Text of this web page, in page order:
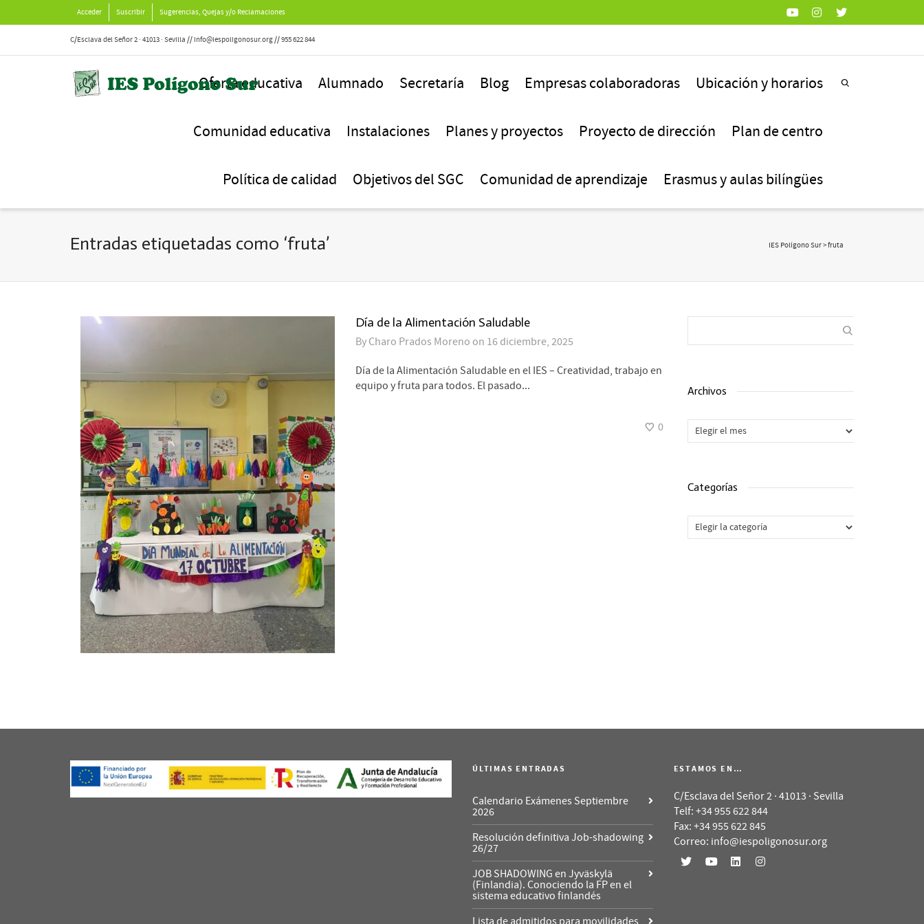
Acceder Suscribir Sugerencias, Quejas y/o Reclamaciones
C/Esclava del Señor 2 · 41013 · Sevilla // info@iespoligonosur.org // 955 622 844
Oferta educativa Alumnado Secretaría Blog Empresas colaboradoras Ubicación y horarios
Comunidad educativa Instalaciones Planes y proyectos Proyecto de dirección Plan de centro
Política de calidad Objetivos del SGC Comunidad de aprendizaje Erasmus y aulas bilíngües
Entradas etiquetadas como ‘fruta’ IES Polígono Sur>fruta
Día de la Alimentación Saludable
By Charo Prados Moreno on 16 diciembre, 2025
Día de la Alimentación Saludable en el IES – Creatividad, trabajo en
equipo y fruta para todos. El pasado...
0
Archivos
Archivos
Categorías
Categorías
ÚLTIMAS ENTRADAS
Calendario Exámenes Septiembre
2026
Resolución definitiva Job-shadowing
26/27
JOB SHADOWING en Jyväskylä
(Finlandia). Conociendo la FP en el
sistema educativo finlandés
Lista de admitidos para movilidades
ESTAMOS EN…
C/Esclava del Señor 2 · 41013 · Sevilla
Telf: +34 955 622 844
Fax: +34 955 622 845
Correo: info@iespoligonosur.org